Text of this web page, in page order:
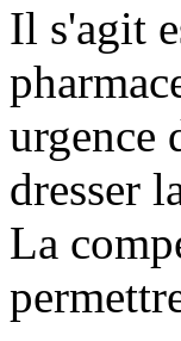
Il s'agit
urgence
dresser
La